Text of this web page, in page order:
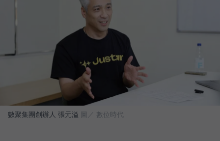
數聚集團創辦人 張元溢 圖／ 數位時代